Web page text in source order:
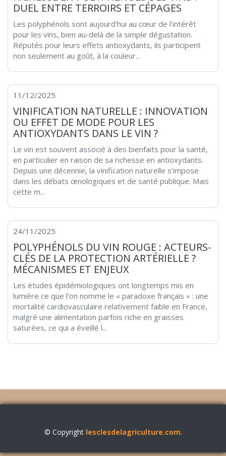
DUEL ENTRE TERROIRS ET CÉPAGES
Les polyphénols sont aujourd’hui au cœur de l’intérêt
pour les vins, bien au-delà de la simple dégustation.
Réputés pour leurs effets antioxydants, ils participent
non seulement au goût, à la couleur...
11/12/2025
VINIFICATION NATURELLE : INNOVATION
OU EFFET DE MODE POUR LES
ANTIOXYDANTS DANS LE VIN ?
Le vin est souvent associé à des bienfaits pour la santé,
en particulier en raison de sa richesse en antioxydants.
Depuis une décennie, la vinification naturelle s’impose
dans les débats œnologiques et de santé publique. Mais
cette m...
24/11/2025
POLYPHÉNOLS DU VIN ROUGE : ACTEURS-
CLÉS DE LA PROTECTION ARTÉRIELLE ?
MÉCANISMES ET ENJEUX
Les études épidémiologiques ont longtemps mis en
lumière ce que l’on nomme le « paradoxe français » : une
mortalité cardiovasculaire relativement faible en France,
malgré une alimentation parfois riche en graisses
saturées, ce qui a éveillé l...
© Copyright lesclesdelagriculture.com.